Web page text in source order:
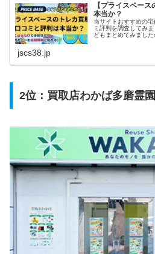
【プライスベー
本当か？
当サイトおすすめの
ミ評判を調査してみ
どもまとめてみまし
jscs38.jp
2位：買取店わかば多磨霊